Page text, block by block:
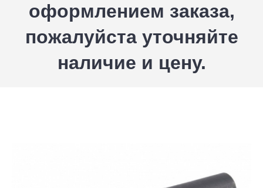
оформлением заказа,
пожалуйста уточняйте
наличие и цену.